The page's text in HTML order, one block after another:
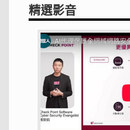
精選影音